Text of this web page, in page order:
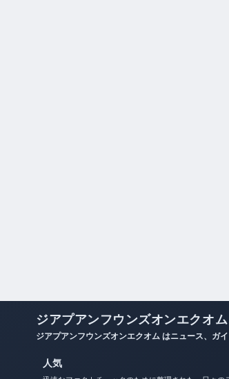
ジアプアンフウンズオンエクオム はニュース、ガ
迅速なファクトチェックのために整理された、日々の